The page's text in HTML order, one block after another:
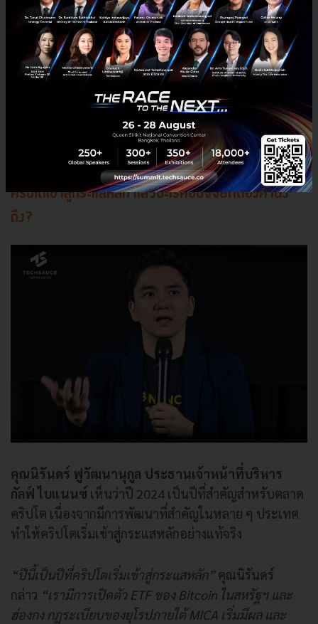
เดียวกันจนมีคนตั้งสมมติฐานว่า หรือจริงๆ แล้ว ซาโตชิวาง
วัน Bitcoin Halving ไว้ให้ตรงกับจุดเริ่มต้นของ Liquidity
Cycle เพราะฉะนั้น เมื่อถึงวัน Halving เงินจะก็ถูกอัดฉีดเข้า
มาในระบบ ไหลเข้ามาในระบบสินทรัพย์เสี่ยง แต่เงินมัน
ท่วมโลกมาก ขณะที่ Bitcoin มันเล็กนิดเดียวและมีจำกัด จึง
ดันให้ราคาของ Bitcoin สูงขึ้นไป"
คุณนิรันดร์ ฟูวัฒนานุกูล
คริปโตเข้าสู่กระแสหลัก แล้วอะไรคือปัจจัยที่ต้องคำนึง
ถึง?
คุณนิรันดร์ ฟูวัฒนานุกูล ประธานเจ้าหน้าที่บริหาร
กัลฟ์ ไบแนนซ์ เห็นว่าปี 2024 เป็นปีที่สำคัญสำหรับตลาด
คริปโต เนื่องจากมีการพัฒนาที่สำคัญในหลาย ๆ ประเทศ
ทำให้คริปโตเริ่มเข้าสู่กระแสหลักอย่างแท้จริง
“ปีนี้เป็นปีที่คริปโตเริ่มเข้าสู่กระแสหลัก”คุณนิรันดร์
กล่าว “เรามีการเปิดตัว ETF ของ Bitcoin ในสหรัฐฯ และ
ฮ่องกง กฎระเบียบของยุโรปภายใต้ MICA เริ่มมีผล และ